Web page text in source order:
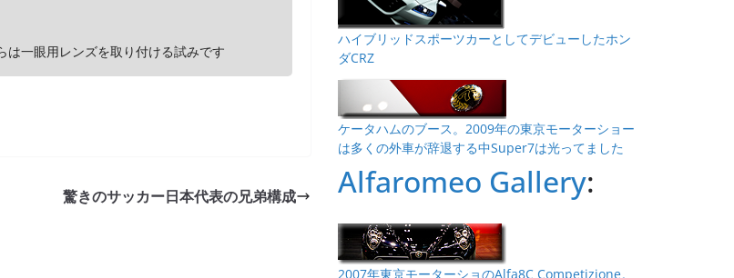
一眼用レンズを取り付ける試みです
驚きのサッカー日本代表の兄弟構成
ハイブリッドスポーツカーとしてデビューしたホン
ダCRZ
ケータハムのブース。2009年の東京モーターショー
は多くの外車が辞退する中Super7は光ってました
Alfaromeo Gallery:
2007年東京モーターショのAlfa8C Competizione。